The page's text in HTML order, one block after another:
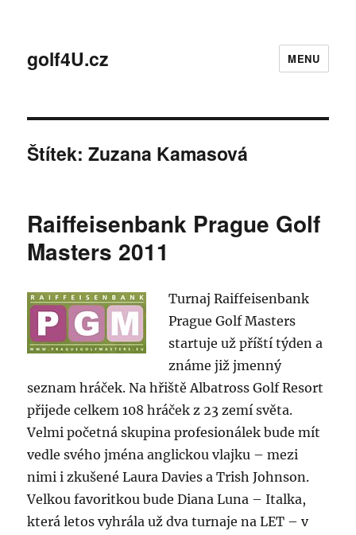
golf4U.cz MENU
Štítek:Zuzana Kamasová
Raiffeisenbank Prague Golf
Masters 2011
Turnaj Raiffeisenbank
Prague Golf Masters
startuje už příští týden a
známe již jmenný
seznam hráček. Na hřiště Albatross Golf Resort
přijede celkem 108 hráček z 23 zemí světa.
Velmi početná skupina profesionálek bude mít
vedle svého jména anglickou vlajku – mezi
nimi i zkušené Laura Davies a Trish Johnson.
Velkou favoritkou bude Diana Luna – Italka,
která letos vyhrála už dva turnaje na LET – v